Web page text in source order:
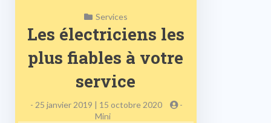
Services
Les électriciens les
plus fiables à votre
service
- 25 janvier 2019 | 15 octobre 2020
-
Mini